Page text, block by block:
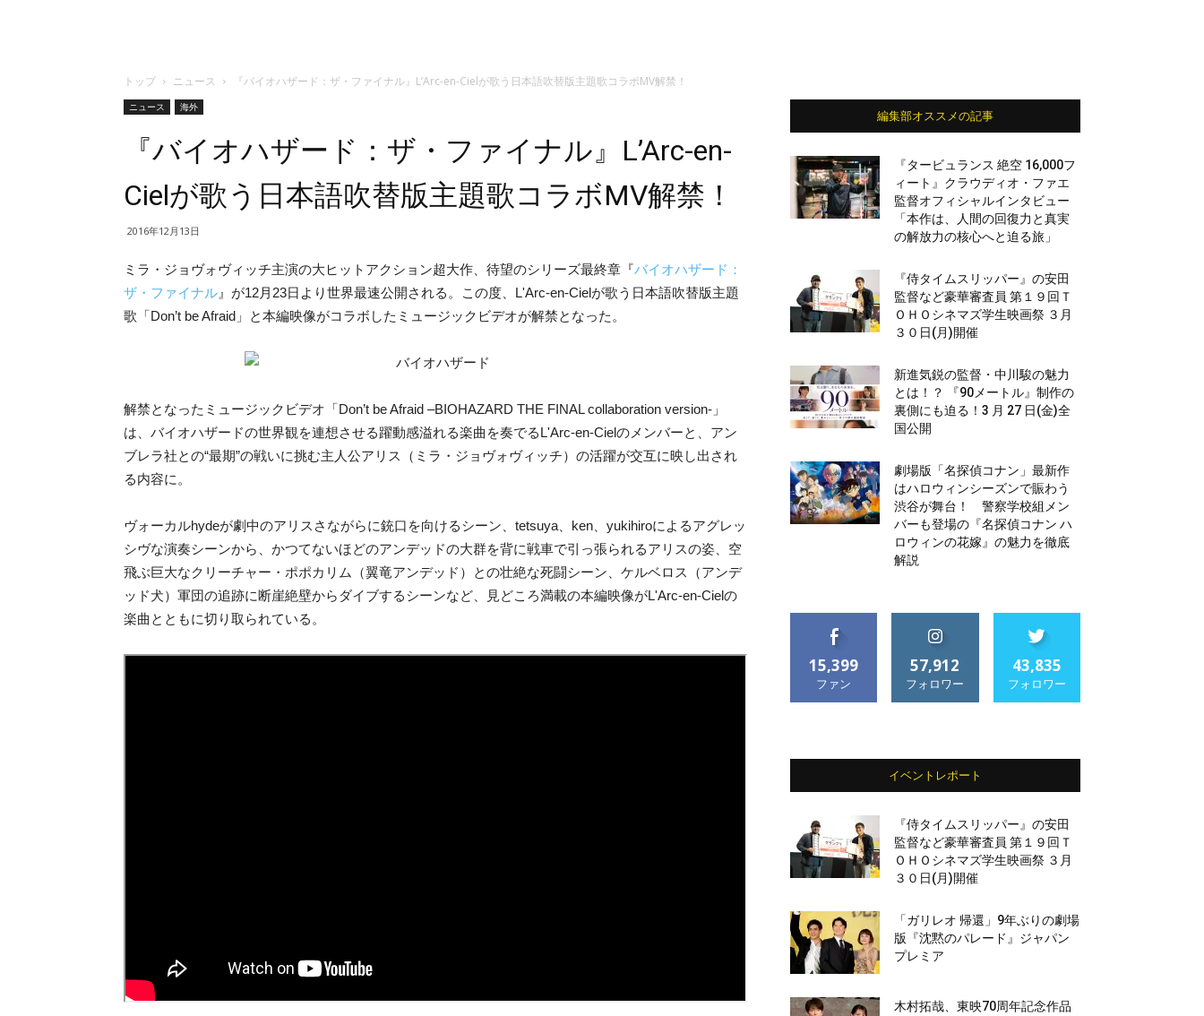
トップ ニュース 『バイオハザード：ザ・ファイナル』L’Arc-en-Cielが歌う日本語吹替版主題歌コラボMV解禁！
ニュース 海外
『バイオハザード：ザ・ファイナル』L’Arc-en-
Cielが歌う日本語吹替版主題歌コラボMV解禁！
2016年12月13日
ミラ・ジョヴォヴィッチ主演の大ヒットアクション超大作、待望のシリーズ最終章『バイオハザード：
ザ・ファイナル 』が12月23日より世界最速公開される。この度、L'Arc-en-Cielが歌う日本語吹替版主題
歌「Don’t be Afraid」と本編映像がコラボしたミュージックビデオが解禁となった。
解禁となったミュージックビデオ「Don’t be Afraid –BIOHAZARD THE FINAL collaboration version-」
は、バイオハザードの世界観を連想させる躍動感溢れる楽曲を奏でるL'Arc-en-Cielのメンバーと、アン
ブレラ社との“最期”の戦いに挑む主人公アリス（ミラ・ジョヴォヴィッチ）の活躍が交互に映し出され
る内容に。
ヴォーカルhydeが劇中のアリスさながらに銃口を向けるシーン、tetsuya、ken、yukihiroによるアグレッ
シヴな演奏シーンから、かつてないほどのアンデッドの大群を背に戦車で引っ張られるアリスの姿、空
飛ぶ巨大なクリーチャー・ポポカリム（翼竜アンデッド）との壮絶な死闘シーン、ケルベロス（アンデ
ッド犬）軍団の追跡に断崖絶壁からダイブするシーンなど、見どころ満載の本編映像がL'Arc-en-Cielの
楽曲とともに切り取られている。
編集部オススメの記事
『タービュランス 絶空 16,000フ
ィート』クラウディオ・ファエ
監督オフィシャルインタビュー
「本作は、人間の回復力と真実
の解放力の核心へと迫る旅」
『侍タイムスリッパー』の安田
監督など豪華審査員 第１９回Ｔ
ＯＨＯシネマズ学生映画祭 ３月
３０日(月)開催
新進気鋭の監督・中川駿の魅力
とは！？ 『90メートル』制作の
裏側にも迫る！3 月 27 日(金)全
国公開
劇場版「名探偵コナン」最新作
はハロウィンシーズンで賑わう
渋谷が舞台！ 警察学校組メン
バーも登場の『名探偵コナン ハ
ロウィンの花嫁』の魅力を徹底
解説
15,399
ファン
57,912
フォロワー
43,835
フォロワー
イベントレポート
『侍タイムスリッパー』の安田
監督など豪華審査員 第１９回Ｔ
ＯＨＯシネマズ学生映画祭 ３月
３０日(月)開催
「ガリレオ 帰還」9年ぶりの劇場
版『沈黙のパレード』ジャパン
プレミア
木村拓哉、東映70周年記念作品